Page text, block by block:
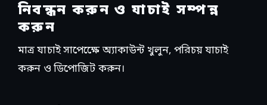
নিবন্ধন করুন ও যাচাই সম্পন্ন
করুন
মাত্র যাচাই সাপেক্ষেে অ্যাকাউন্ট খুলুন, পরিচয় যাচাই
করুন ও ডিপোজিট করুন।